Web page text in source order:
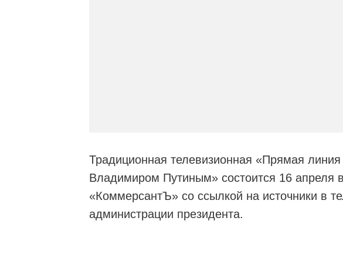
Традиционная телевизионная «Прямая
Владимиром Путиным» состоится 16 апреля
«КоммерсантЪ» со ссылкой на источники в
администрации президента.